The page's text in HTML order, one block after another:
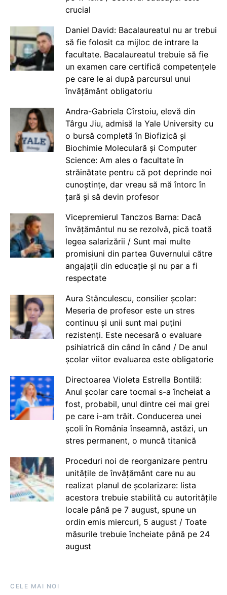
crucial
Daniel David: Bacalaureatul nu ar trebui
să fie folosit ca mijloc de intrare la
facultate. Bacalaureatul trebuie să fie
un examen care certifică competențele
pe care le ai după parcursul unui
învățământ obligatoriu
Andra-Gabriela Cîrstoiu, elevă din
Târgu Jiu, admisă la Yale University cu
o bursă completă în Biofizică și
Biochimie Moleculară și Computer
Science: Am ales o facultate în
străinătate pentru că pot deprinde noi
cunoștințe, dar vreau să mă întorc în
țară și să devin profesor
Vicepremierul Tanczos Barna: Dacă
învățământul nu se rezolvă, pică toată
legea salarizării / Sunt mai multe
promisiuni din partea Guvernului către
angajații din educație și nu par a fi
respectate
Aura Stănculescu, consilier școlar:
Meseria de profesor este un stres
continuu și unii sunt mai puțini
rezistenți. Este necesară o evaluare
psihiatrică din când în când / De anul
școlar viitor evaluarea este obligatorie
Directoarea Violeta Estrella Bontilă:
Anul școlar care tocmai s-a încheiat a
fost, probabil, unul dintre cei mai grei
pe care i-am trăit. Conducerea unei
școli în România înseamnă, astăzi, un
stres permanent, o muncă titanică
Proceduri noi de reorganizare pentru
unitățile de învățământ care nu au
realizat planul de școlarizare: lista
acestora trebuie stabilită cu autoritățile
locale până pe 7 august, spune un
ordin emis miercuri, 5 august / Toate
măsurile trebuie încheiate până pe 24
august
CELE MAI NOI